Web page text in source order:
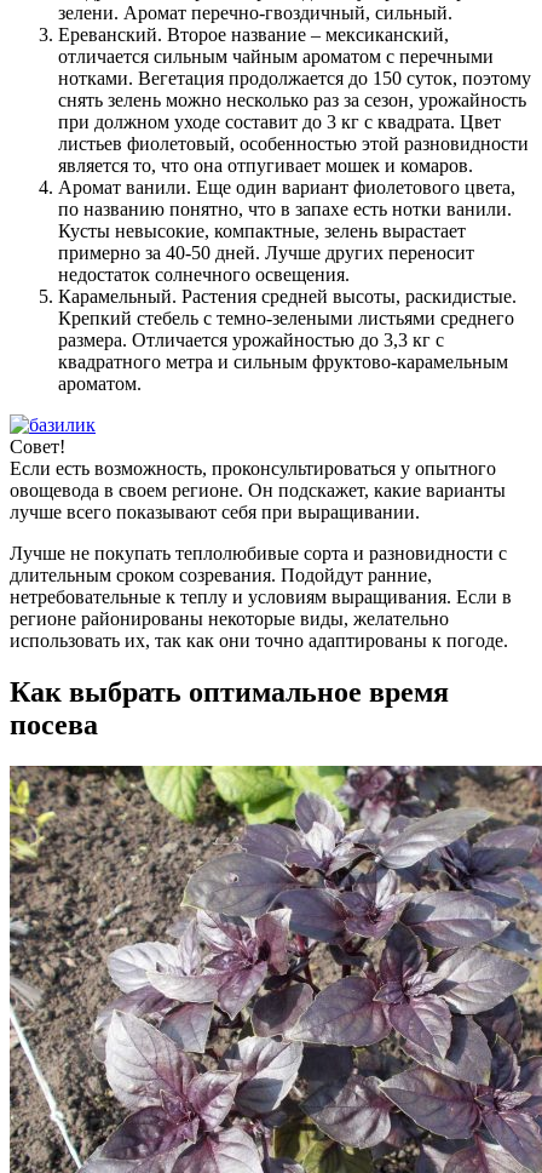
зелени. Аромат перечно-гвоздичный, сильный.
Ереванский. Второе название – мексиканский,
отличается сильным чайным ароматом с перечными
нотками. Вегетация продолжается до 150 суток, поэтому
снять зелень можно несколько раз за сезон, урожайность
при должном уходе составит до 3 кг с квадрата. Цвет
листьев фиолетовый, особенностью этой разновидности
является то, что она отпугивает мошек и комаров.
Аромат ванили. Еще один вариант фиолетового цвета,
по названию понятно, что в запахе есть нотки ванили.
Кусты невысокие, компактные, зелень вырастает
примерно за 40-50 дней. Лучше других переносит
недостаток солнечного освещения.
Карамельный. Растения средней высоты, раскидистые.
Крепкий стебель с темно-зелеными листьями среднего
размера. Отличается урожайностью до 3,3 кг с
квадратного метра и сильным фруктово-карамельным
ароматом.
Совет!
Если есть возможность, проконсультироваться у опытного
овощевода в своем регионе. Он подскажет, какие варианты
лучше всего показывают себя при выращивании.
Лучше не покупать теплолюбивые сорта и разновидности с
длительным сроком созревания. Подойдут ранние,
нетребовательные к теплу и условиям выращивания. Если в
регионе районированы некоторые виды, желательно
использовать их, так как они точно адаптированы к погоде.
Как выбрать оптимальное время
посева